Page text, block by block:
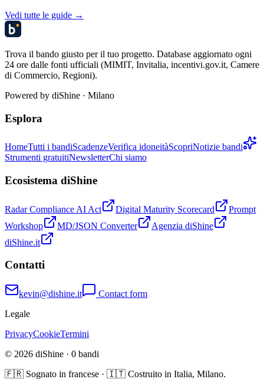
Vedi tutte le guide →
Trova il bando giusto per il tuo progetto. Database aggiornato ogni
24 ore dalle fonti ufficiali (MIMIT, Invitalia, incentivi.gov.it, Camere
di Commercio, Regioni).
Powered by diShine · Milano
Esplora
HomeTutti i bandiScadenzeVerifica idoneitàScopriNotizie bandi
Strumenti gratuitiNewsletterChi siamo
Ecosistema diShine
Radar Compliance AI Act Digital Maturity Scorecard
Prompt
Workshop
MD/JSON Converter
Agenzia diShine
diShine.it
Contatti
kevin@dishine.it
Contact form
Legale
PrivacyCookieTermini
© 2026 diShine · 0 bandi
🇫🇷 Sognato in francese · 🇮🇹 Costruito in Italia, Milano.